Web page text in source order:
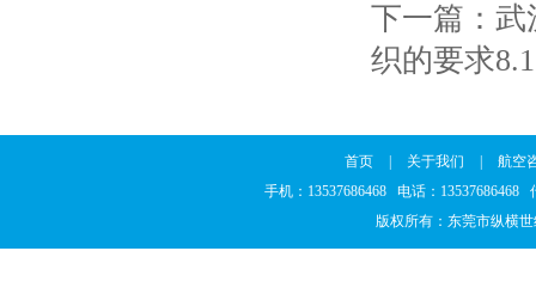
下一篇： 武
织的要求
首页 关于我们
航空
手机：13537686468 电话：13537686468
版权所有：东莞市纵横